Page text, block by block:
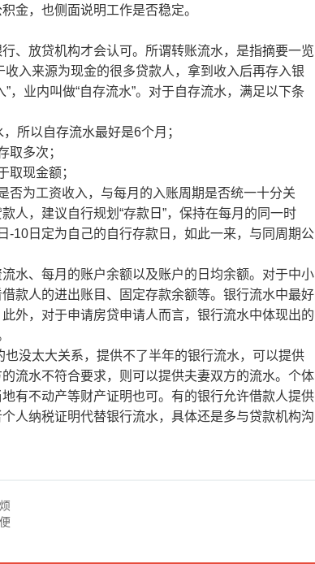
金，也侧面说明工作是否稳定。
放贷机构才会认可。所谓转账流水，是指摘要一览
收入来源为现金的很多贷款人，拿到收入后再存入银
，业内叫做“自存流水”。对于自存流水，满足以下条
以自存流水最好是6个月；
多次；
现金额；
为工资收入，与每月的入账周期是否统一十分关
人，建议自行规划“存款日”，保持在每月的同一时
-10日定为自己的自行存款日，如此一来，与同周期公
、每月的账户余额以及账户的日均余额。对于中小
款人的进出账目、固定存款余额等。银行流水中最好
外，对于申请房贷申请人而言，银行流水中体现出的
没太大关系，提供不了半年的银行流水，可以提供
流水不符合要求，则可以提供夫妻双方的流水。个体
有不动产等财产证明也可。有的银行允许借款人提供
人纳税证明代替银行流水，具体还是多与贷款机构沟